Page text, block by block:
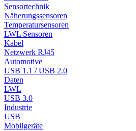
Sensortechnik
Näherungssensoren
Temperatursensoren
LWL Sensoren
Kabel
Netzwerk RJ45
Automotive
USB 1.1 / USB 2.0
Daten
LWL
USB 3.0
Industrie
USB
Mobilgeräte